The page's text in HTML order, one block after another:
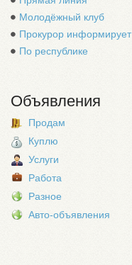
Молодёжный клуб
Прокурор информирует
По республике
Объявления
Продам
Куплю
Услуги
Работа
Разное
Авто-объявления